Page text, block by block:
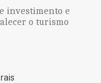
investimento e
o turismo